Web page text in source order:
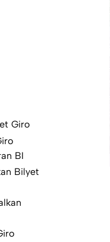
Giro
BI
Bilyet